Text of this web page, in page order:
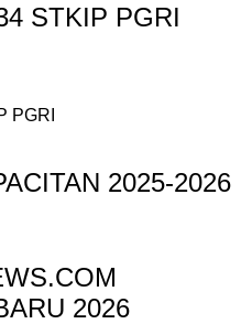
STKIP PGRI
PGRI
2025-2026
2026